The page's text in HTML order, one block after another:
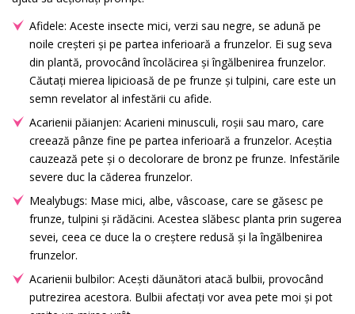
Afidele: Aceste insecte mici, verzi sau negre, se adună pe
noile creșteri și pe partea inferioară a frunzelor. Ei sug seva
din plantă, provocând încolăcirea și îngălbenirea frunzelor.
Căutați mierea lipicioasă de pe frunze și tulpini, care este un
semn revelator al infestării cu afide.
Acarienii păianjen: Acarieni minusculi, roșii sau maro, care
creează pânze fine pe partea inferioară a frunzelor. Aceștia
cauzează pete și o decolorare de bronz pe frunze. Infestările
severe duc la căderea frunzelor.
Mealybugs: Mase mici, albe, vâscoase, care se găsesc pe
frunze, tulpini și rădăcini. Acestea slăbesc planta prin sugerea
sevei, ceea ce duce la o creștere redusă și la îngălbenirea
frunzelor.
Acarienii bulbilor: Acești dăunători atacă bulbii, provocând
putrezirea acestora. Bulbii afectați vor avea pete moi și pot